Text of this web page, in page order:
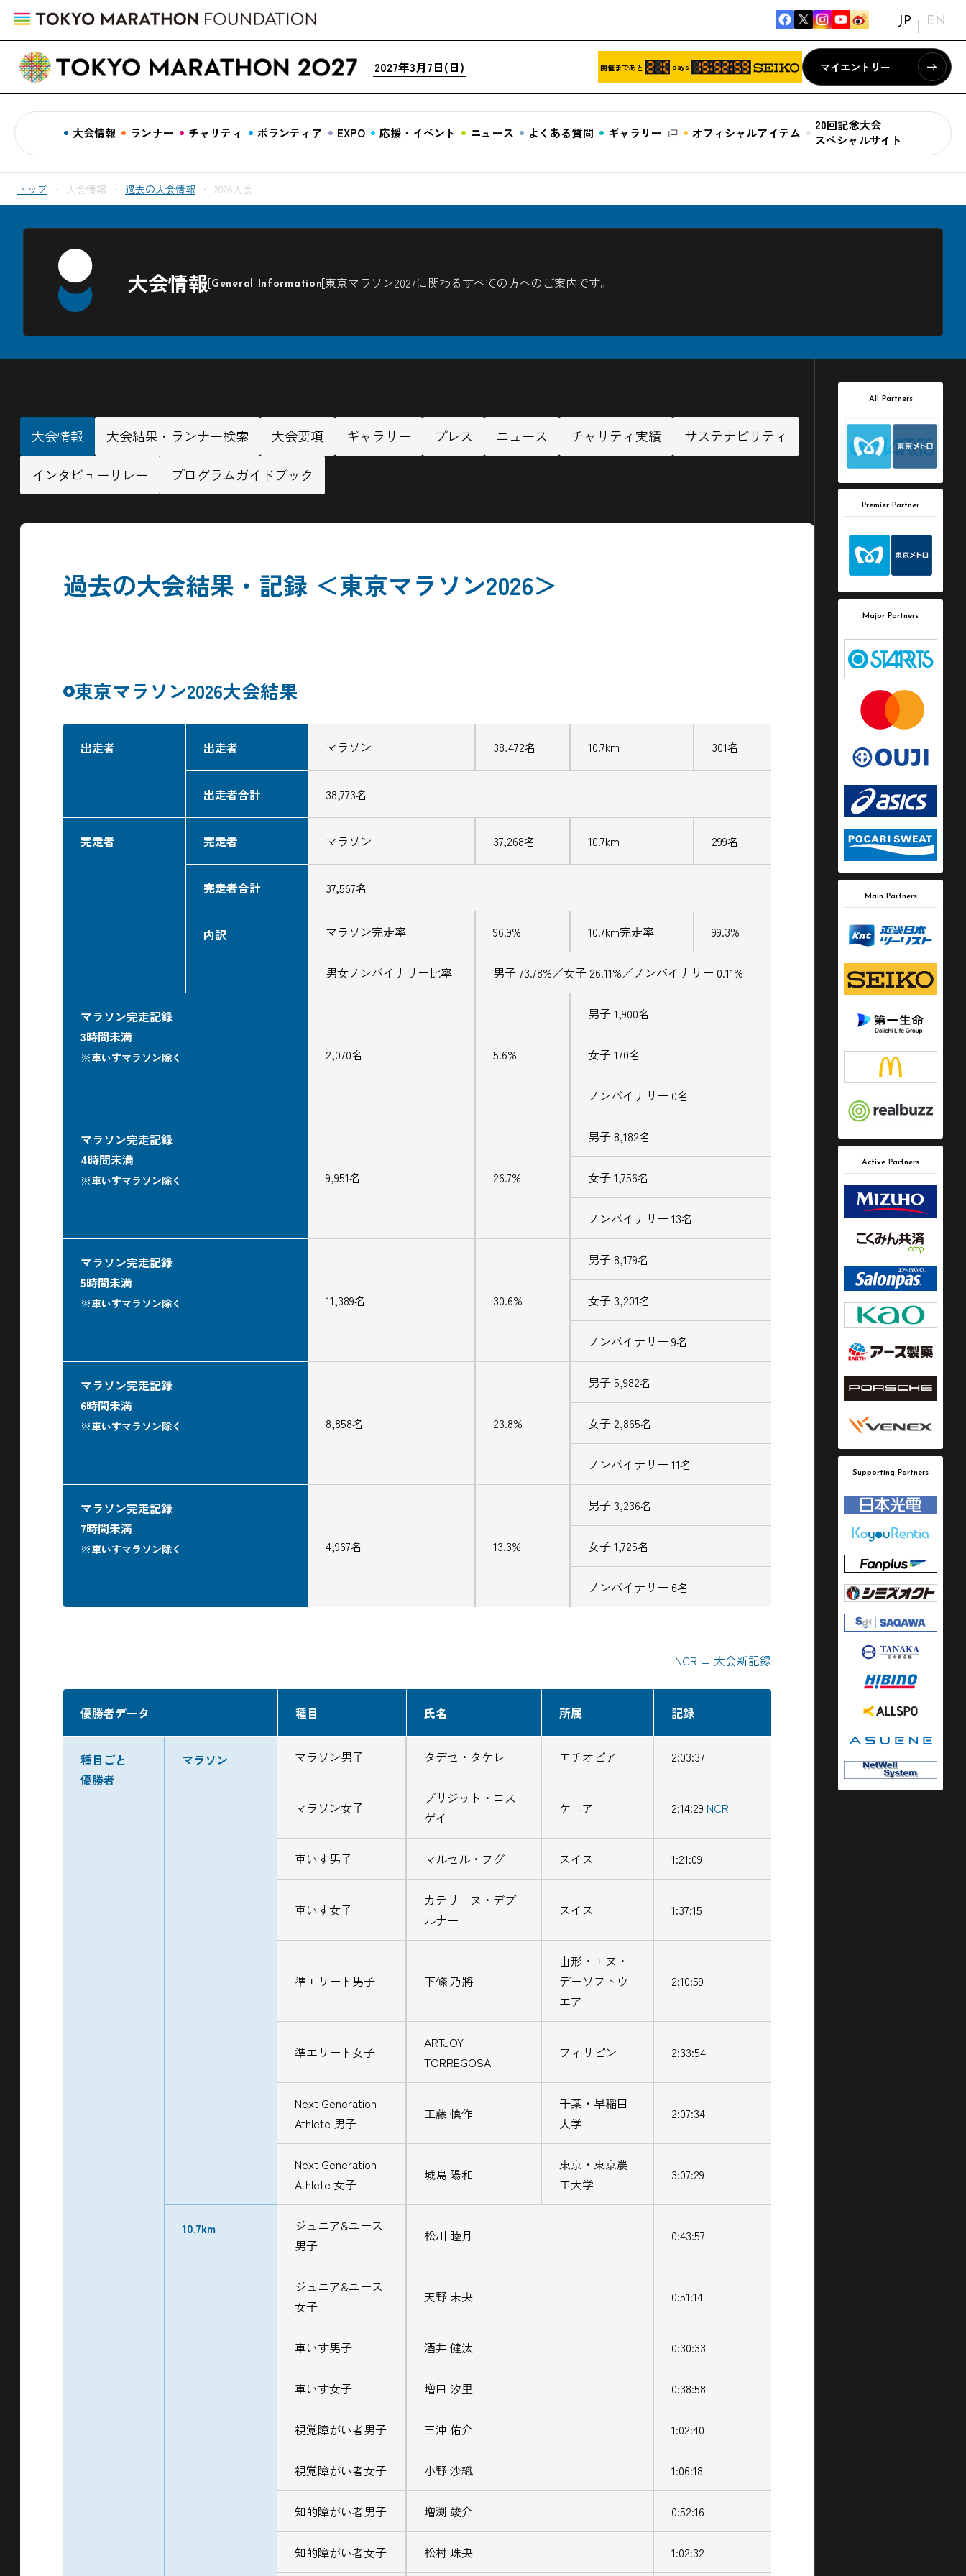
JP EN
2027年3月7日(日) 開催まであと days マイエントリー
大会情報 ランナー チャリティ ボランティア EXPO 応援・イベント ニュース よくある質問 ギャラリー オフィシャルアイテム
20回記念大会
スペシャルサイト
トップ 大会情報 過去の大会情報 2026大会
大会情報 General Information 東京マラソン2027に関わるすべての方へのご案内です。
大会情報 大会結果・ランナー検索 大会要項 ギャラリー プレス ニュース チャリティ実績 サステナビリティ
インタビューリレー プログラムガイドブック
過去の大会結果・記録 ＜東京マラソン2026＞
東京マラソン2026大会結果
出走者 出走者 マラソン 38,472名 10.7km 301名
出走者合計 38,773名
完走者 完走者 マラソン 37,268名 10.7km 299名
完走者合計 37,567名
内訳 マラソン完走率 96.9% 10.7km完走率 99.3%
男女ノンバイナリー比率 男子 73.78%／女子 26.11%／ノンバイナリー 0.11%
マラソン完走記録
3時間未満
※車いすマラソン除く 2,070名 5.6%
男子 1,900名
女子 170名
ノンバイナリー 0名
マラソン完走記録
4時間未満
※車いすマラソン除く 9,951名 26.7%
男子 8,182名
女子 1,756名
ノンバイナリー 13名
マラソン完走記録
5時間未満
※車いすマラソン除く 11,389名 30.6%
男子 8,179名
女子 3,201名
ノンバイナリー 9名
マラソン完走記録
6時間未満
※車いすマラソン除く 8,858名 23.8%
男子 5,982名
女子 2,865名
ノンバイナリー 11名
マラソン完走記録
7時間未満
※車いすマラソン除く 4,967名 13.3%
男子 3,236名
女子 1,725名
ノンバイナリー 6名
NCR = 大会新記録
優勝者データ 種目 氏名 所属 記録
種目ごと
優勝者
マラソン マラソン男子 タデセ・タケレ エチオピア 2:03:37
マラソン女子
ブリジット・コス
ゲイ
ケニア 2:14:29 NCR
車いす男子 マルセル・フグ スイス 1:21:09
車いす女子
カテリーヌ・デブ
ルナー
スイス 1:37:15
準エリート男子 下條 乃將
山形・エヌ・
デーソフトウ
エア
2:10:59
準エリート女子
ARTJOY
TORREGOSA
フィリピン 2:33:54
Next Generation
Athlete 男子
工藤 慎作
千葉・早稲田
大学
2:07:34
Next Generation
Athlete 女子
城島 陽和
東京・東京農
工大学
3:07:29
10.7km
ジュニア&ユース
男子
松川 睦月 0:43:57
ジュニア&ユース
女子
天野 未央 0:51:14
車いす男子 酒井 健汰 0:30:33
車いす女子 増田 汐里 0:38:58
視覚障がい者男子 三沖 佑介 1:02:40
視覚障がい者女子 小野 沙織 1:06:18
知的障がい者男子 増渕 竣介 0:52:16
知的障がい者女子 松村 珠央 1:02:32
All Partners
Premier Partner
Major Partners
Main Partners
Active Partners
Supporting Partners